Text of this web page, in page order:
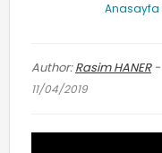
Anasayfa
Author:Rasim HANER-
11/04/2019